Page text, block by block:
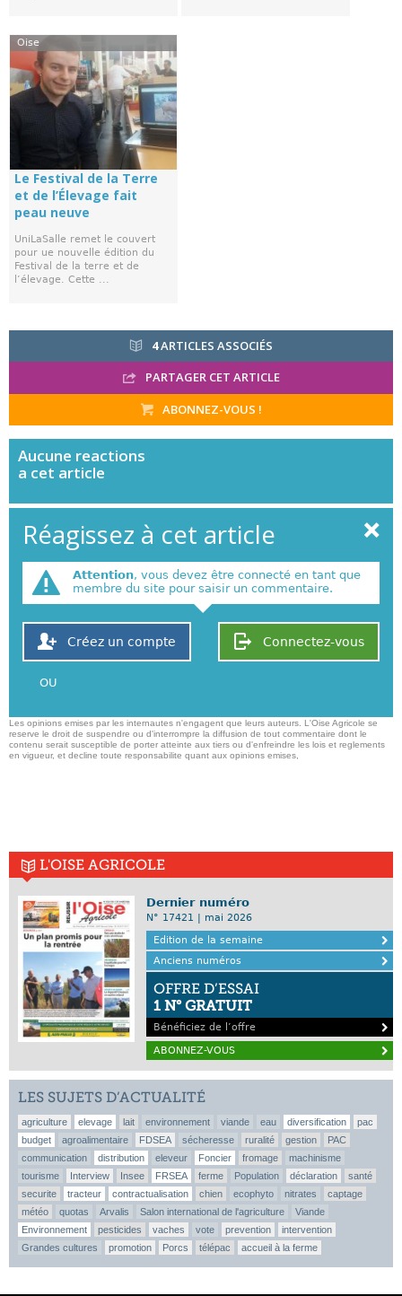
Oise
Le Festival de la Terre
et de l’Élevage fait
peau neuve
UniLaSalle remet le couvert
pour ue nouvelle édition du
Festival de la terre et de
l’élevage. Cette ...
4ARTICLES ASSOCIÉS
PARTAGER CET ARTICLE
ABONNEZ-VOUS !
Aucune reactions
a cet article
Réagissez à cet article
Attention, vous devez être connecté en tant que
membre du site pour saisir un commentaire.
Connectez-vous
Créez un compte
OU
Les opinions emises par les internautes n'engagent que leurs auteurs. L'Oise Agricole se
reserve le droit de suspendre ou d'interrompre la diffusion de tout commentaire dont le
contenu serait susceptible de porter atteinte aux tiers ou d'enfreindre les lois et reglements
en vigueur, et decline toute responsabilite quant aux opinions emises,
L'OISE AGRICOLE
Dernier numéro
N° 17421 | mai 2026
Edition de la semaine
Anciens numéros
OFFRE D’ESSAI
1 N° GRATUIT
Bénéficiez de l’offre
ABONNEZ-VOUS
LES SUJETS D’ACTUALITÉ
agriculture elevage lait environnement viande eau diversification
pac
budget
agroalimentaire FDSEA sécheresse ruralité gestion
PAC
communication
distribution eleveur Foncier fromage
machinisme
tourisme
Interview Insee FRSEA ferme Population déclaration
santé
securite
tracteur contractualisation chien ecophyto nitrates
captage
météo
quotas Arvalis Salon international de l'agriculture
Viande
Environnement
pesticides vaches vote prevention
intervention
Grandes cultures
promotion Porcs télépac accueil à la ferme